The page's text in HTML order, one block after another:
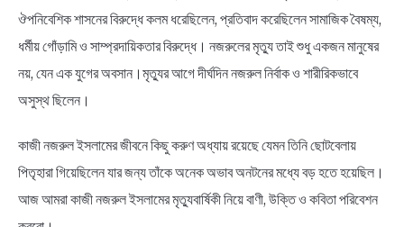
ঔপনিবেশিক শাসনের বিরুদ্ধে কলম ধরেছিলেন, প্রতিবাদ করেছিলেন সামাজিক বৈষম্য,
ধর্মীয় গোঁড়ামি ও সাম্প্রদায়িকতার বিরুদ্ধে। নজরুলের মৃত্যু তাই শুধু একজন মানুষের
নয়, যেন এক যুগের অবসান।মৃত্যুর আগে দীর্ঘদিন নজরুল নির্বাক ও শারীরিকভাবে
অসুস্থ ছিলেন।
কাজী নজরুল ইসলামের জীবনে কিছু করুণ অধ্যায় রয়েছে যেমন তিনি ছোটবেলায়
পিতৃহারা গিয়েছিলেন যার জন্য তাঁকে অনেক অভাব অনটনের মধ্যে বড় হতে হয়েছিল।
আজ আমরা কাজী নজরুল ইসলামের মৃত্যুবার্ষিকী নিয়ে বাণী, উক্তি ও কবিতা পরিবেশন